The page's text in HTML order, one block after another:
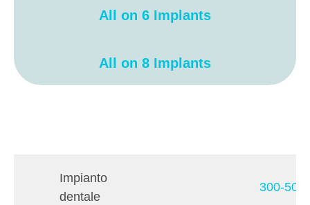
All on 6 Implants
All on 8 Implants
Impianto
dentale
300-